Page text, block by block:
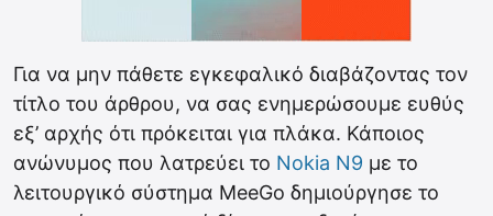
Για να μην πάθετε εγκεφαλικό διαβάζοντας τον
τίτλο του άρθρου, να σας ενημερώσουμε ευθύς
εξ’ αρχής ότι πρόκειται για πλάκα. Κάποιος
ανώνυμος που λατρεύει το Nokia N9 με το
λειτουργικό σύστημα MeeGo δημιούργησε το